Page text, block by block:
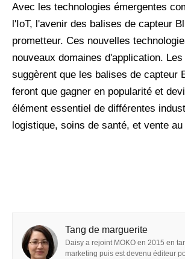
Avec les technologies émergentes
l'IoT, l'avenir des balises de capteur
prometteur. Ces nouvelles
nouveaux domaines d'application.
suggèrent que les balises de capteur
feront que gagner en popularité et
élément essentiel de différentes
logistique, soins de santé, et vente au
Tang de marguerite
Daisy a rejoint MOKO en 2015 en
marketing puis est devenu éditeur